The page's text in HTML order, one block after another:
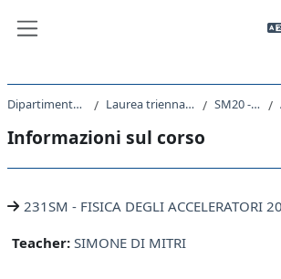
Dipartimento di Fisica Laurea triennale (DM270) SM20 - FISICA
Informazioni sul corso
231SM - FISICA DEGLI ACCELERATORI
Teacher: SIMONE DI MITRI